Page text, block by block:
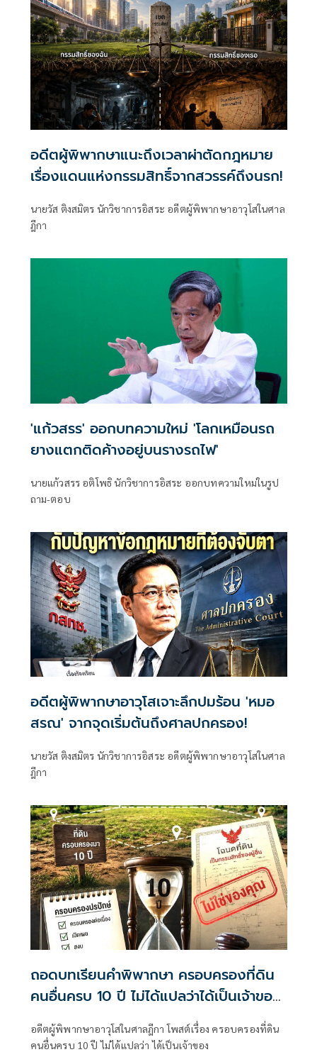
อดีตผู้พิพากษาแนะถึงเวลาผ่าตัดกฎหมาย
เรื่องแดนแห่งกรรมสิทธิ์จากสวรรค์ถึงนรก!
นายวัส ติงสมิตร นักวิชาการอิสระ อดีตผู้พิพากษาอาวุโสในศาล
ฎีกา
'แก้วสรร' ออกบทความใหม่ 'โลกเหมือนรถ
ยางแตกติดค้างอยู่บนรางรถไฟ'
นายแก้วสรร อติโพธิ นักวิชาการอิสระ ออกบทความใหม่ในรูป
ถาม-ตอบ
อดีตผู้พิพากษาอาวุโสเจาะลึกปมร้อน 'หมอ
สรณ' จากจุดเริ่มต้นถึงศาลปกครอง!
นายวัส ติงสมิตร นักวิชาการอิสระ อดีตผู้พิพากษาอาวุโสในศาล
ฎีกา
ถอดบทเรียนคำพิพากษา ครอบครองที่ดิน
คนอื่นครบ 10 ปี ไม่ได้แปลว่าได้เป็นเจ้าของ
อดีตผู้พิพากษาอาวุโสในศาลฎีกา โพสต์เรื่อง ครอบครองที่ดิน
คนอื่นครบ 10 ปี ไม่ได้แปลว่า ได้เป็นเจ้าของ